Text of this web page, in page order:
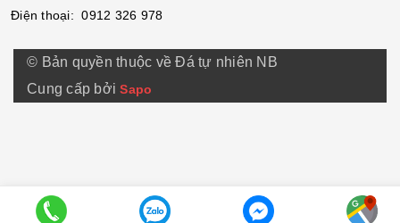
Điện thoại: 0912 326 978
© Bản quyền thuộc về Đá tự nhiên NB
Cung cấp bởiSapo